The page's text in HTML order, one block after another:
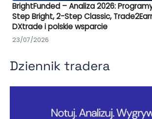
BrightFunded – Analiza 2026:
Step Bright, 2-Step Classic,
DXtrade i polskie wsparcie
23/07/2026
Dziennik tradera